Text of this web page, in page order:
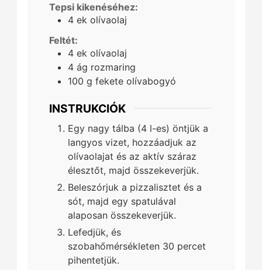
Tepsi kikenéséhez:
4 ek olívaolaj
Feltét:
4 ek olívaolaj
4 ág rozmaring
100 g fekete olívabogyó
INSTRUKCIÓK
Egy nagy tálba (4 l-es) öntjük a
langyos vizet, hozzáadjuk az
olívaolajat és az aktív száraz
élesztőt, majd összekeverjük.
Beleszórjuk a pizzalisztet és a
sót, majd egy spatulával
alaposan összekeverjük.
Lefedjük, és
szobahőmérsékleten 30 percet
pihentetjük.